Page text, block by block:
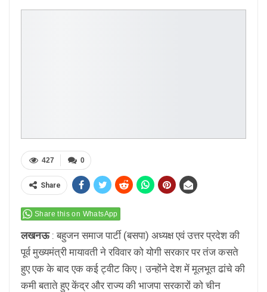
0
427
Share
Share this on WhatsApp
लखनऊ: बहुजन समाज पार्टी (बसपा) अध्यक्ष एवं उत्तर प्रदेश की
पूर्व मुख्यमंत्री मायावती ने रविवार को योगी सरकार पर तंज कसते
हुए एक के बाद एक कई ट्वीट किए। उन्होंने देश में मूलभूत ढांचे की
कमी बताते हुए केंद्र और राज्य की भाजपा सरकारों को चीन